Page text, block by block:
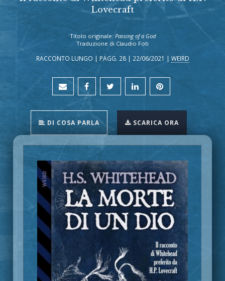
Lovecraft
Titolo originale: Passing of a God
Traduzione di Claudio Foti
RACCONTO LUNGO | PAGG. 28 | 22/06/2021 | WEIRD
DI COSA PARLA SCARICA ORA